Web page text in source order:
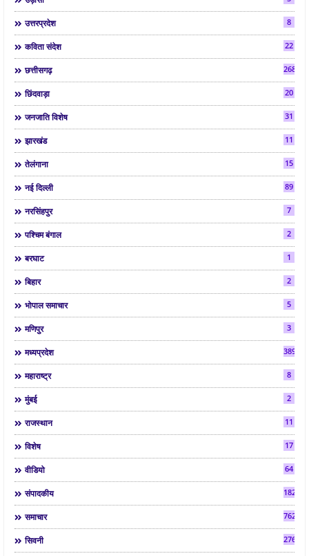
उत्तरप्रदेश 8
कविता संदेश 22
छत्तीसगढ़ 268
छिंदवाड़ा 20
जनजाति विशेष 31
झारखंड 11
तेलंगाना 15
नई दिल्ली 89
नरसिंहपुर 7
पश्चिम बंगाल 2
बरघाट 1
बिहार 2
भोपाल समाचार 5
मणिपुर 3
मध्यप्रदेश 3892
महाराष्ट्र 8
मुंबई 2
राजस्थान 11
विशेष 17
वीडियो 64
संपादकीय 182
समाचार 7624
सिवनी 2763